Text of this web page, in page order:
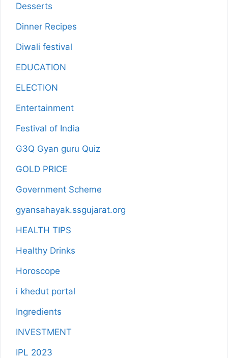
Desserts
Dinner Recipes
Diwali festival
EDUCATION
ELECTION
Entertainment
Festival of India
G3Q Gyan guru Quiz
GOLD PRICE
Government Scheme
gyansahayak.ssgujarat.org
HEALTH TIPS
Healthy Drinks
Horoscope
i khedut portal
Ingredients
INVESTMENT
IPL 2023